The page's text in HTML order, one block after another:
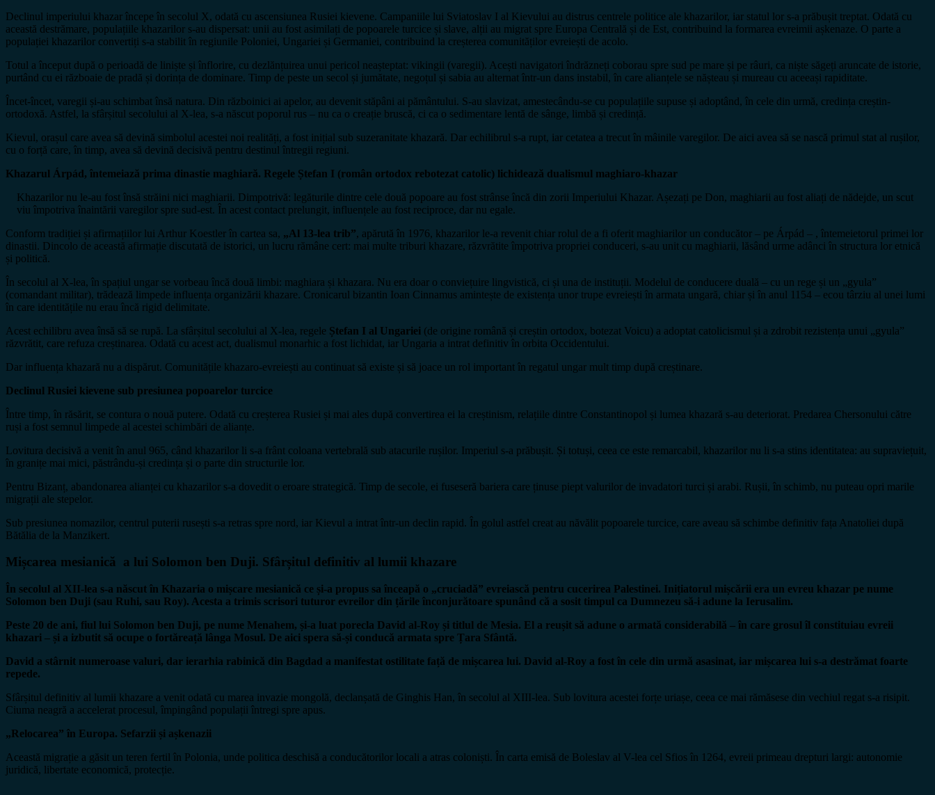
Declinul imperiului khazar începe în secolul X, odată cu ascensiunea Rusiei kievene. Campaniile lui Sviatoslav I al Kievului au distrus centrele politice ale khazarilor, iar statul lor s-a prăbușit treptat. Odată cu
această destrămare, populațiile khazarilor s-au dispersat: unii au fost asimilați de popoarele turcice și slave, alții au migrat spre Europa Centrală și de Est, contribuind la formarea evreimii așkenaze. O parte a
populației khazarilor convertiți s-a stabilit în regiunile Poloniei, Ungariei și Germaniei, contribuind la creșterea comunităților evreiești de acolo.
Totul a început după o perioadă de liniște și înflorire, cu dezlănțuirea unui pericol neașteptat: vikingii (varegii). Acești navigatori îndrăzneți coborau spre sud pe mare și pe râuri, ca niște săgeți aruncate de istorie,
purtând cu ei războaie de pradă și dorința de dominare. Timp de peste un secol și jumătate, negoțul și sabia au alternat într-un dans instabil, în care alianțele se nășteau și mureau cu aceeași rapiditate.
Încet-încet, varegii și-au schimbat însă natura. Din războinici ai apelor, au devenit stăpâni ai pământului. S-au slavizat, amestecându-se cu populațiile supuse și adoptând, în cele din urmă, credința creștin-
ortodoxă. Astfel, la sfârșitul secolului al X-lea, s-a născut poporul rus – nu ca o creație bruscă, ci ca o sedimentare lentă de sânge, limbă și credință.
Kievul, orașul care avea să devină simbolul acestei noi realități, a fost inițial sub suzeranitate khazară. Dar echilibrul s-a rupt, iar cetatea a trecut în mâinile varegilor. De aici avea să se nască primul stat al rușilor,
cu o forță care, în timp, avea să devină decisivă pentru destinul întregii regiuni.
Khazarul Árpád, întemeiază prima dinastie maghiară. Regele Ștefan I (român ortodox rebotezat catolic) lichidează dualismul maghiaro-khazar
Khazarilor nu le-au fost însă străini nici maghiarii. Dimpotrivă: legăturile dintre cele două popoare au fost strânse încă din zorii Imperiului Khazar. Așezați pe Don, maghiarii au fost aliați de nădejde, un scut
viu împotriva înaintării varegilor spre sud-est. În acest contact prelungit, influențele au fost reciproce, dar nu egale.
Conform tradiției și afirmațiilor lui Arthur Koestler în cartea sa, „Al 13-lea trib”, apărută în 1976, khazarilor le-a revenit chiar rolul de a fi oferit maghiarilor un conducător – pe Árpád – , întemeietorul primei lor
dinastii. Dincolo de această afirmație discutată de istorici, un lucru rămâne cert: mai multe triburi khazare, răzvrătite împotriva propriei conduceri, s-au unit cu maghiarii, lăsând urme adânci în structura lor etnică
și politică.
În secolul al X-lea, în spațiul ungar se vorbeau încă două limbi: maghiara și khazara. Nu era doar o conviețuire lingvistică, ci și una de instituții. Modelul de conducere duală – cu un rege și un „gyula”
(comandant militar), trădează limpede influența organizării khazare. Cronicarul bizantin Ioan Cinnamus amintește de existența unor trupe evreiești în armata ungară, chiar și în anul 1154 – ecou târziu al unei lumi
în care identitățile nu erau încă rigid delimitate.
Acest echilibru avea însă să se rupă. La sfârșitul secolului al X-lea, regele Ștefan I al Ungariei (de origine română și creștin ortodox, botezat Voicu) a adoptat catolicismul și a zdrobit rezistența unui „gyula”
răzvrătit, care refuza creștinarea. Odată cu acest act, dualismul monarhic a fost lichidat, iar Ungaria a intrat definitiv în orbita Occidentului.
Dar influența khazară nu a dispărut. Comunitățile khazaro-evreiești au continuat să existe și să joace un rol important în regatul ungar mult timp după creștinare.
Declinul Rusiei kievene sub presiunea popoarelor turcice
Între timp, în răsărit, se contura o nouă putere. Odată cu creșterea Rusiei și mai ales după convertirea ei la creștinism, relațiile dintre Constantinopol și lumea khazară s-au deteriorat. Predarea Chersonului către
ruși a fost semnul limpede al acestei schimbări de alianțe.
Lovitura decisivă a venit în anul 965, când khazarilor li s-a frânt coloana vertebrală sub atacurile rușilor. Imperiul s-a prăbușit. Și totuși, ceea ce este remarcabil, khazarilor nu li s-a stins identitatea: au supraviețuit,
în granițe mai mici, păstrându-și credința și o parte din structurile lor.
Pentru Bizanț, abandonarea alianței cu khazarilor s-a dovedit o eroare strategică. Timp de secole, ei fuseseră bariera care ținuse piept valurilor de invadatori turci și arabi. Rușii, în schimb, nu puteau opri marile
migrații ale stepelor.
Sub presiunea nomazilor, centrul puterii rusești s-a retras spre nord, iar Kievul a intrat într-un declin rapid. În golul astfel creat au năvălit popoarele turcice, care aveau să schimbe definitiv fața Anatoliei după
Bătălia de la Manzikert.
Mișcarea mesianică a lui Solomon ben Duji. Sfârșitul definitiv al lumii khazare
În secolul al XII-lea s-a născut în Khazaria o mișcare mesianică ce și-a propus sa înceapă o „cruciadă” evreiască pentru cucerirea Palestinei. Inițiatorul mișcării era un evreu khazar pe nume
Solomon ben Duji (sau Ruhi, sau Roy). Acesta a trimis scrisori tuturor evreilor din țările înconjurătoare spunând că a sosit timpul ca Dumnezeu să-i adune la Ierusalim.
Peste 20 de ani, fiul lui Solomon ben Duji, pe nume Menahem, și-a luat porecla David al-Roy și titlul de Mesia. El a reușit să adune o armată considerabilă – în care grosul îl constituiau evreii
khazari – și a izbutit să ocupe o fortăreață lânga Mosul. De aici spera să-și conducă armata spre Țara Sfântă.
David a stârnit numeroase valuri, dar ierarhia rabinică din Bagdad a manifestat ostilitate față de mișcarea lui. David al-Roy a fost în cele din urmă asasinat, iar mișcarea lui s-a destrămat foarte
repede.
Sfârșitul definitiv al lumii khazare a venit odată cu marea invazie mongolă, declanșată de Ginghis Han, în secolul al XIII-lea. Sub lovitura acestei forțe uriașe, ceea ce mai rămăsese din vechiul regat s-a risipit.
Ciuma neagră a accelerat procesul, împingând populații întregi spre apus.
„Relocarea” în Europa. Sefarzii și așkenazii
Această migrație a găsit un teren fertil în Polonia, unde politica deschisă a conducătorilor locali a atras coloniști. În carta emisă de Boleslav al V-lea cel Sfios în 1264, evreii primeau drepturi largi: autonomie
juridică, libertate economică, protecție.